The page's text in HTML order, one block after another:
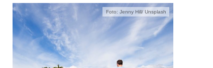
Foto: Jenny Hill/ Unsplash